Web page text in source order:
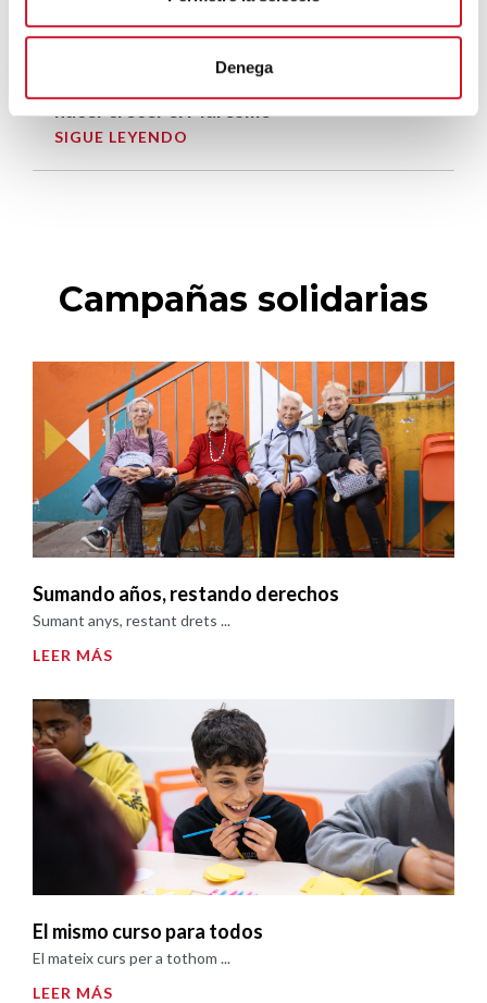
Denega
SIGUE LEYENDO
El voluntariado, una oportunidad para
hacer crecer el Maresme
SIGUE LEYENDO
Campañas solidarias
Sumando años, restando derechos
Sumant anys, restant drets ...
LEER MÁS
El mismo curso para todos
El mateix curs per a tothom ...
LEER MÁS